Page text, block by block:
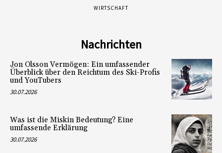
WIRTSCHAFT
Nachrichten
Jon Olsson Vermögen: Ein umfassender
Überblick über den Reichtum des Ski-Profis
und YouTubers
30.07.2026
Was ist die Miskin Bedeutung? Eine
umfassende Erklärung
30.07.2026